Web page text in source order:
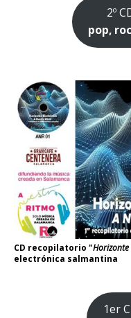
2º
pop,
CD recopilatorio "Horizonte
electrónica salmantina
1er